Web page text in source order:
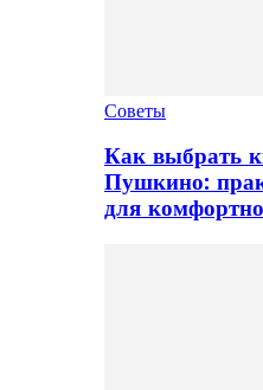
Советы
Как выбрать
Пушкино:
для